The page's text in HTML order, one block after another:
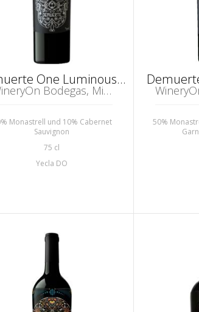
Demuerte One Luminous Edition Yecla DO
WineryOn Bodegas, Mislata
Monastrell und 10% Cabernet
Sauvignon
75 cl
Yecla DO
50%